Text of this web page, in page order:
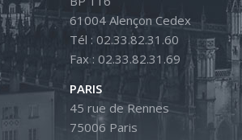
61004 Alençon Cedex
Tél : 02.33.82.31.60
Fax : 02.33.82.31.69
PARIS
45 rue de Rennes
75006 Paris